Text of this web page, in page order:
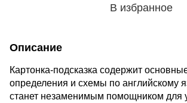
В избранное
Описание
Картонка-подсказка содержит
определения и схемы по английскому
станет незаменимым помощником для